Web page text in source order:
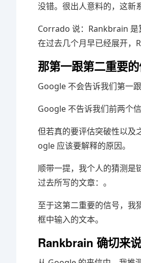
没错。很出人意料的，这新
Corrado 说：Rankbrain 是
在过去几个月早已经展开，
那第一跟第二重要
Google 不会告诉我们第一
Google 不告诉我们前两个
但若真的要评估突破性以及
ogle 应该要解释的原因。
顺带一提，我个人的猜测是
过去所写的文章：。
至于这第二重要的信号，
框中输入的文本。
Rankbrain 确切来